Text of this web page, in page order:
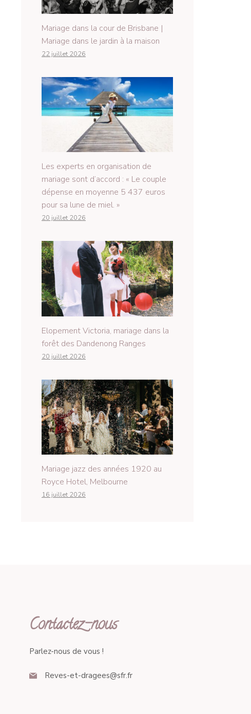
Mariage dans la cour de Brisbane |
Mariage dans le jardin à la maison
22 juillet 2026
Les experts en organisation de
mariage sont d’accord : « Le couple
dépense en moyenne 5 437 euros
pour sa lune de miel. »
20 juillet 2026
Elopement Victoria, mariage dans la
forêt des Dandenong Ranges
20 juillet 2026
Mariage jazz des années 1920 au
Royce Hotel, Melbourne
16 juillet 2026
Contactez-nous
Parlez-nous de vous !
Reves-et-dragees@sfr.fr